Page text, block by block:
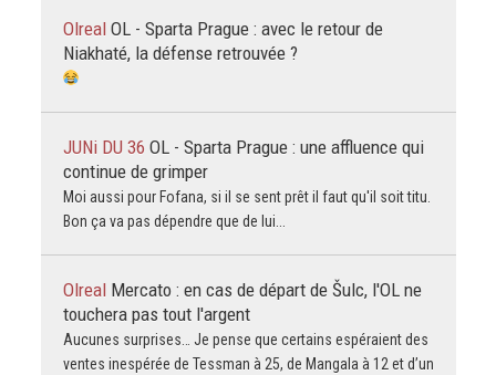
Olreal OL - Sparta Prague : avec le retour de
Niakhaté, la défense retrouvée ?
JUNi DU 36 OL - Sparta Prague : une affluence qui
continue de grimper
Moi aussi pour Fofana, si il se sent prêt il faut qu'il soit titu.
Bon ça va pas dépendre que de lui...
Olreal Mercato : en cas de départ de Šulc, l'OL ne
touchera pas tout l'argent
Aucunes surprises… Je pense que certains espéraient des
ventes inespérée de Tessman à 25, de Mangala à 12 et d’un